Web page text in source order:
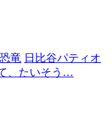
恐竜 日比谷パティオ
、たいそう…